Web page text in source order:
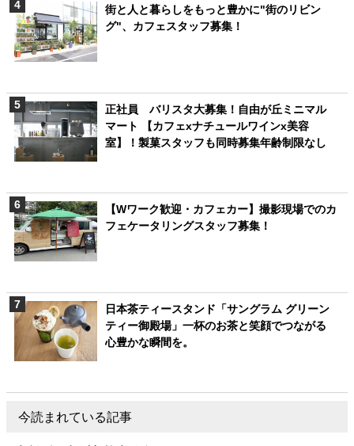
街と人と暮らしをもっと豊かに"街のリビン
グ"、カフェスタッフ募集！
正社員 バリスタ大募集！自由が丘ミニマル
マート 【カフェxナチュールワインx美容
室】！製菓スタッフも同時募集年齢制限なし
【Wワーク歓迎・カフェカー】撮影現場でのカ
フェケータリングスタッフ募集！
日本茶ティースタンド「サングラム グリーン
ティー御殿場」一杯のお茶と笑顔でつながる
心豊かな瞬間を。
今読まれている記事